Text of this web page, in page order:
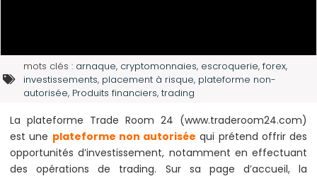
mots clés : arnaque, cryptomonnaies, escroquerie,forex,
investissements, placement à risque, plateforme non-
autorisée, Produits financiers,trading
La plateforme Trade Room 24 (www.traderoom24.com)
est une plateforme non autorisée qui prétend offrir des
opportunités d’investissement, notamment en effectuant
des opérations de trading. Sur sa page d’accueil, la